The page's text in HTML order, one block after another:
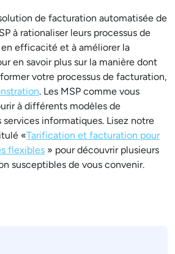
de facturation automatisée de
à rationaliser leurs processus de
efficacité et à améliorer la
en savoir plus sur la manière dont
votre processus de facturation,
. Les MSP comme vous
à différents modèles de
informatiques. Lisez notre
«Tarification et facturation pour
flexibles » pour découvrir plusieurs
susceptibles de vous convenir.